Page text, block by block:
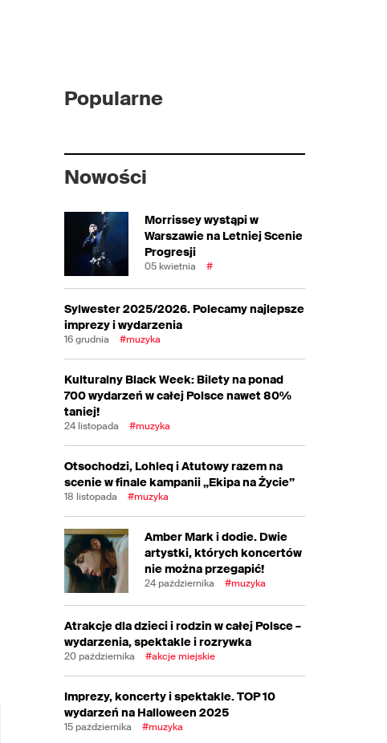
Popularne
Nowości
Morrissey wystąpi w
Warszawie na Letniej Scenie
Progresji
05 kwietnia #
Sylwester 2025/2026. Polecamy najlepsze
imprezy i wydarzenia
16 grudnia #muzyka
Kulturalny Black Week: Bilety na ponad
700 wydarzeń w całej Polsce nawet 80%
taniej!
24 listopada #muzyka
Otsochodzi, Lohleq i Atutowy razem na
scenie w finale kampanii „Ekipa na Życie”
18 listopada #muzyka
Amber Mark i dodie. Dwie
artystki, których koncertów
nie można przegapić!
24 października #muzyka
Atrakcje dla dzieci i rodzin w całej Polsce –
wydarzenia, spektakle i rozrywka
20 października #akcje miejskie
Imprezy, koncerty i spektakle. TOP 10
wydarzeń na Halloween 2025
15 października #muzyka